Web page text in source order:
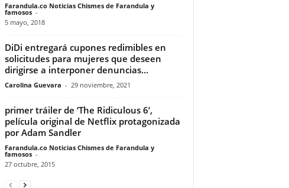
Farandula.co Noticias Chismes de Farandula y
famosos -
5 mayo, 2018
DiDi entregará cupones redimibles en
solicitudes para mujeres que deseen
dirigirse a interponer denuncias...
Carolina Guevara - 29 noviembre, 2021
primer tráiler de ‘The Ridiculous 6’,
película original de Netflix protagonizada
por Adam Sandler
Farandula.co Noticias Chismes de Farandula y
famosos -
27 octubre, 2015